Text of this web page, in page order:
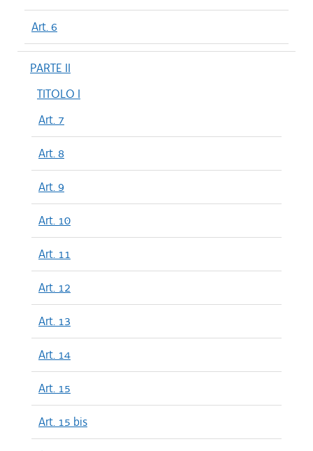
Art. 6
PARTE II
TITOLO I
Art. 7
Art. 8
Art. 9
Art. 10
Art. 11
Art. 12
Art. 13
Art. 14
Art. 15
Art. 15 bis